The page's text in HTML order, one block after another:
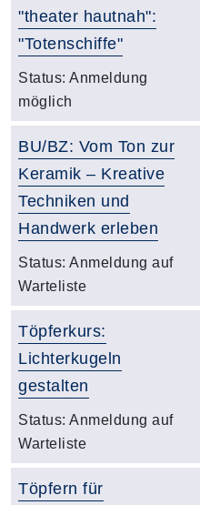
"theater hautnah":
"Totenschiffe"
Status: Anmeldung
möglich
BU/BZ: Vom Ton zur
Keramik – Kreative
Techniken und
Handwerk erleben
Status: Anmeldung auf
Warteliste
Töpferkurs:
Lichterkugeln
gestalten
Status: Anmeldung auf
Warteliste
Töpfern für